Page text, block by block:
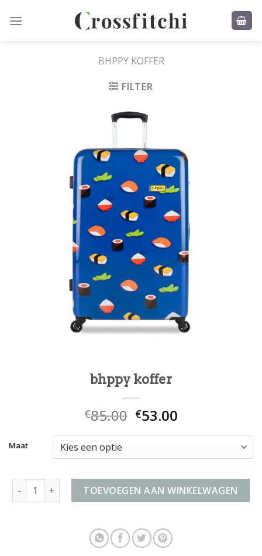
BHPPY KOFFER
FILTER
bhppy koffer
€85.00 €53.00
Maat
bhppy koffer aantalTOEVOEGEN AAN WINKELWAGEN